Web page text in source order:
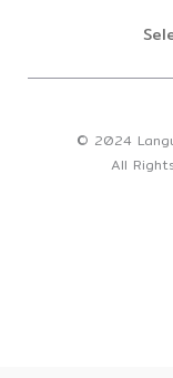
© 2024
All